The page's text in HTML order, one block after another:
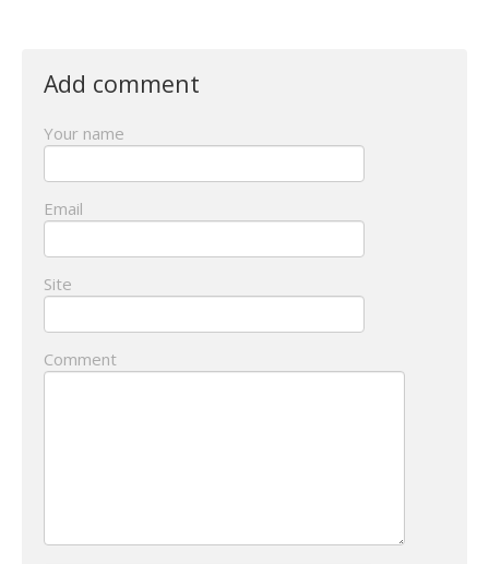
Add comment
Your name
Email
Site
Comment